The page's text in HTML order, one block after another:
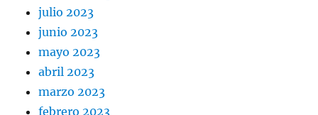
julio 2023
junio 2023
mayo 2023
abril 2023
marzo 2023
febrero 2023